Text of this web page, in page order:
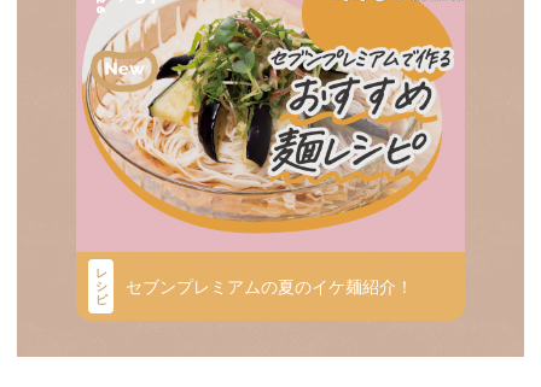
レ
シ
ピ
セブンプレミアムの夏のイケ麺紹介！